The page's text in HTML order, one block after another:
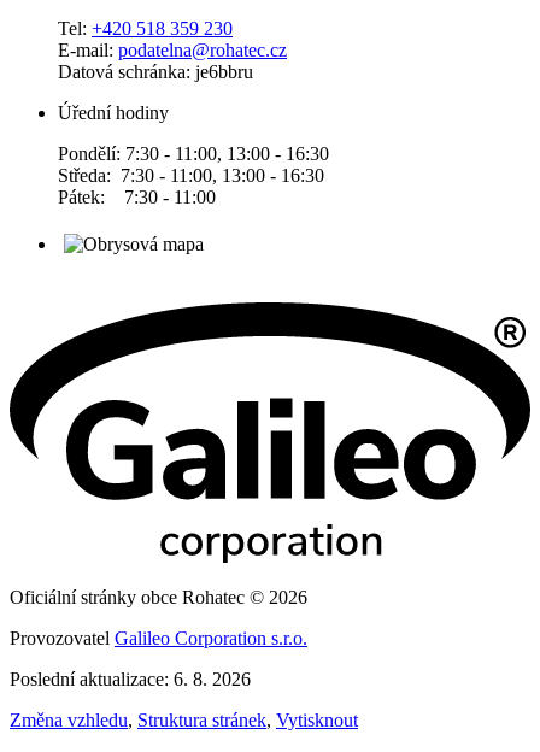
Tel: +420 518 359 230
E-mail: podatelna@rohatec.cz
Datová schránka: je6bbru
Úřední hodiny
Pondělí: 7:30 - 11:00, 13:00 - 16:30
Středa: 7:30 - 11:00, 13:00 - 16:30
Pátek: 7:30 - 11:00
Oficiální stránky obce Rohatec © 2026
Provozovatel Galileo Corporation s.r.o.
Poslední aktualizace: 6. 8. 2026
Změna vzhledu, Struktura stránek, Vytisknout